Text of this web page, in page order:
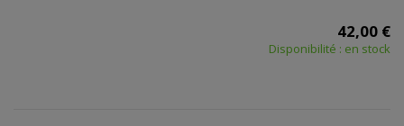
42,00 €
Disponibilité : en stock